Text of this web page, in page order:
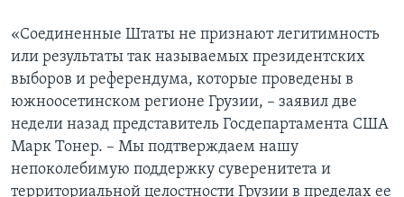
«Соединенные Штаты не признают легитимность
или результаты так называемых президентских
выборов и референдума, которые проведены в
южноосетинском регионе Грузии, – заявил две
недели назад представитель Госдепартамента США
Марк Тонер. – Мы подтверждаем нашу
непоколебимую поддержку суверенитета и
территориальной целостности Грузии в пределах ее